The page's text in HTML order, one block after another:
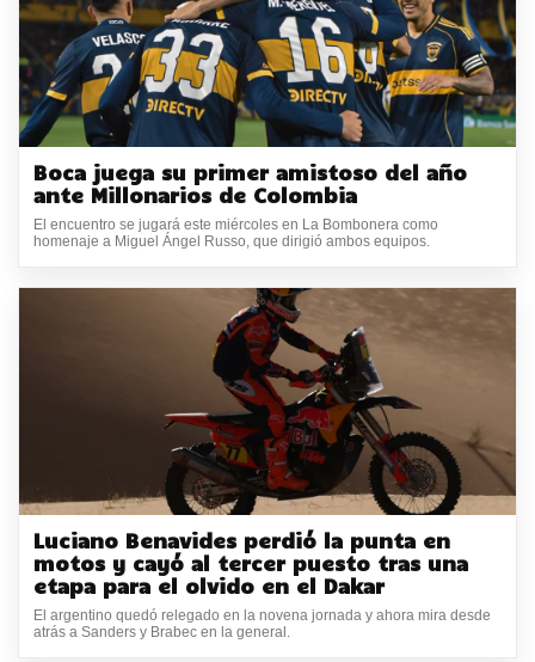
Boca juega su primer amistoso del año
ante Millonarios de Colombia
El encuentro se jugará este miércoles en La Bombonera como
homenaje a Miguel Ángel Russo, que dirigió ambos equipos.
Luciano Benavides perdió la punta en
motos y cayó al tercer puesto tras una
etapa para el olvido en el Dakar
El argentino quedó relegado en la novena jornada y ahora mira desde
atrás a Sanders y Brabec en la general.